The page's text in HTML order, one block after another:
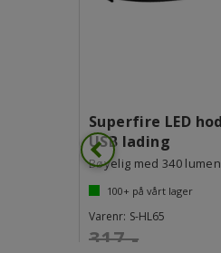
Superfire LED
USB lading
Bøyelig med 340
100+ på vårt lager
Varenr: S-HL65
317,-